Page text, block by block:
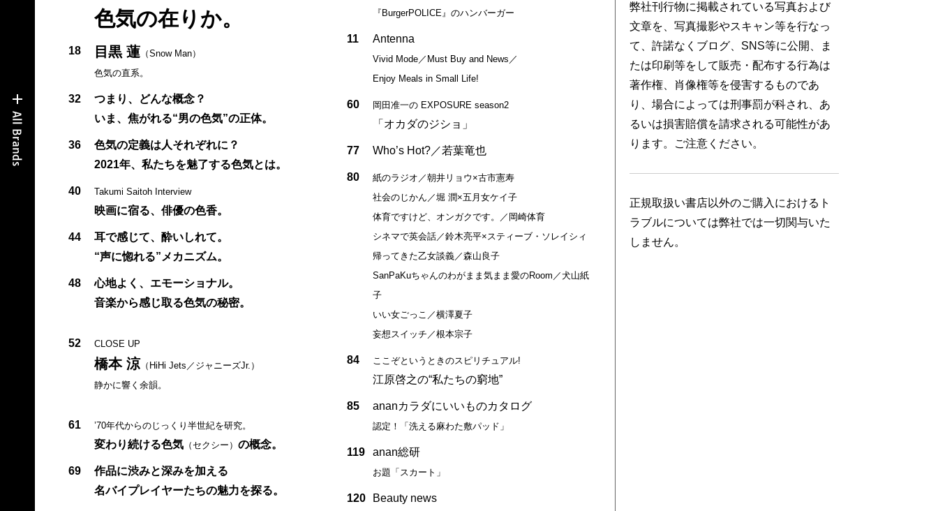
色気の在りか。
18 目黒 蓮 （Snow Man）
色気の直系。
32
つまり、どんな概念？
いま、焦がれる“男の色気”の正体。
36
色気の定義は人それぞれに？
2021年、私たちを魅了する色気とは。
40 Takumi Saitoh Interview
映画に宿る、俳優の色香。
44
耳で感じて、酔いしれて。
“声に惚れる”メカニズム。
48
心地よく、エモーショナル。
音楽から感じ取る色気の秘密。
52 CLOSE UP
橋本 涼（HiHi Jets／ジャニーズJr.）
静かに響く余韻。
61 ’70年代からのじっくり半世紀を研究。
変わり続ける色気（セクシー） の概念。
69
作品に渋みと深みを加える
名バイプレイヤーたちの魅力を探る。
『BurgerPOLICE』のハンバーガー
11 Antenna
Vivid Mode／Must Buy and News／
Enjoy Meals in Small Life!
60 岡田准一の EXPOSURE season2
「オカダのジショ」
77 Who’s Hot?／若葉竜也
80
紙のラジオ／朝井リョウ×古市憲寿
社会のじかん／堀 潤×五月女ケイ子
体育ですけど、オンガクです。／岡崎体育
シネマで英会話／鈴木亮平×スティーブ・ソレイシィ
帰ってきた乙女談義／森山良子
SanPaKuちゃんのわがまま気まま愛のRoom／犬山紙
子
いい女ごっこ／横澤夏子
妄想スイッチ／根本宗子
84 ここぞというときのスピリチュアル!
江原啓之の“私たちの窮地”
85 ananカラダにいいものカタログ
認定！「洗える麻わた敷パッド」
119 anan総研
お題「スカート」
120 Beauty news
弊社刊行物に掲載されている写真および
文章を、写真撮影やスキャン等を行なっ
て、許諾なくブログ、SNS等に公開、ま
たは印刷等をして販売・配布する行為は
著作権、肖像権等を侵害するものであ
り、場合によっては刑事罰が科され、あ
るいは損害賠償を請求される可能性があ
ります。ご注意ください。
正規取扱い書店以外のご購入におけるト
ラブルについては弊社では一切関与いた
しません。